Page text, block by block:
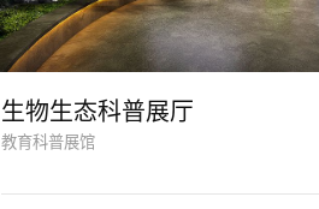
生物生态科普展厅
教育科普展馆